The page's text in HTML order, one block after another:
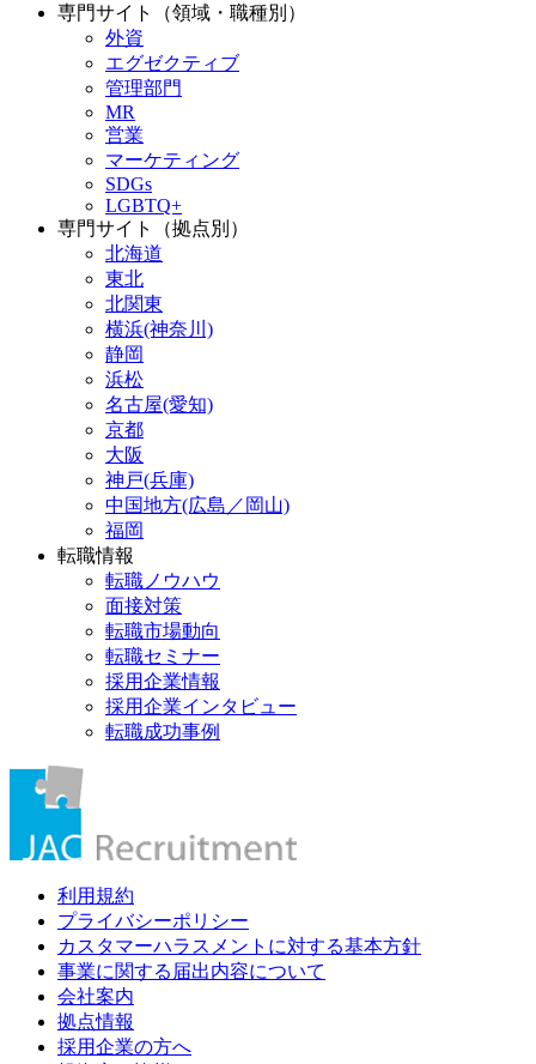
専門サイト（領域・職種別）
外資
エグゼクティブ
管理部門
MR
営業
マーケティング
SDGs
LGBTQ+
専門サイト（拠点別）
北海道
東北
北関東
横浜(神奈川)
静岡
浜松
名古屋(愛知)
京都
大阪
神戸(兵庫)
中国地方(広島／岡山)
福岡
転職情報
転職ノウハウ
面接対策
転職市場動向
転職セミナー
採用企業情報
採用企業インタビュー
転職成功事例
利用規約
プライバシーポリシー
カスタマーハラスメントに対する基本方針
事業に関する届出内容について
会社案内
拠点情報
採用企業の方へ